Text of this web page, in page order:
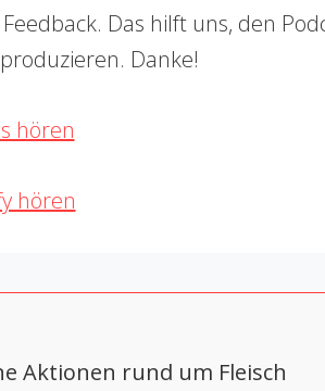
Das hilft uns, den
Danke!
hören
hören
Aktionen rund um Fleisch